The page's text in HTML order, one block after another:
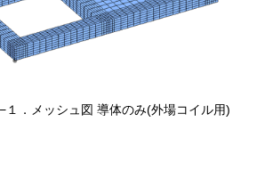
ュ図 導体のみ(外場コイル用)